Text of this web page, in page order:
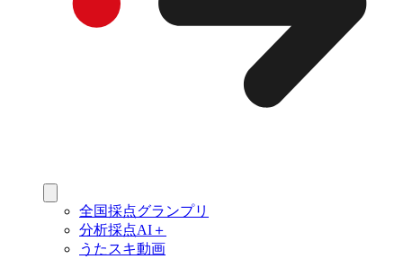
全国採点グランプリ
分析採点AI＋
うたスキ動画